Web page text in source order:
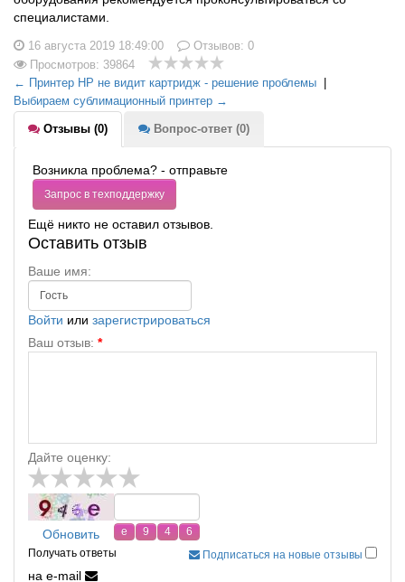
специалистами.
16 августа 2019 18:49:00 Отзывов: 0
Просмотров: 39864
← Принтер HP не видит картридж - решение проблемы
Выбираем сублимационный принтер →
Отзывы (0) Вопрос-ответ (0)
Возникла проблема? - отправьте
Запрос в техподдержку
Ещё никто не оставил отзывов.
Оставить отзыв
Ваше имя:
Войти или зарегистрироваться
Ваш отзыв: *
Дайте оценку:
Обновить
Подписаться на новые отзывы
Получать ответы
на e-mail